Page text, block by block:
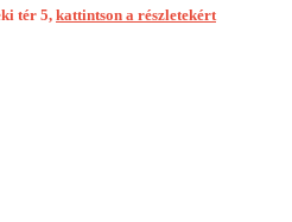
tér 5, kattintson a részletekért